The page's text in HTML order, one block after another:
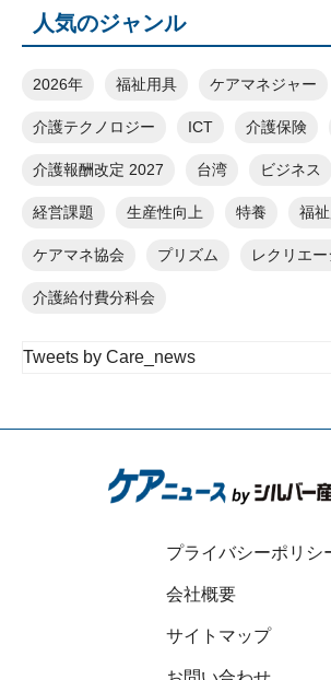
人気のジャンル
2026年 福祉用具 ケアマネジャー
介護テクノロジー ICT 介護保険
介護報酬改定 2027 台湾 ビジネス
経営課題 生産性向上 特養 福
ケアマネ協会 プリズム レクリエ
介護給付費分科会
Tweets by Care_news
プライバシーポリシ
会社概要
サイトマップ